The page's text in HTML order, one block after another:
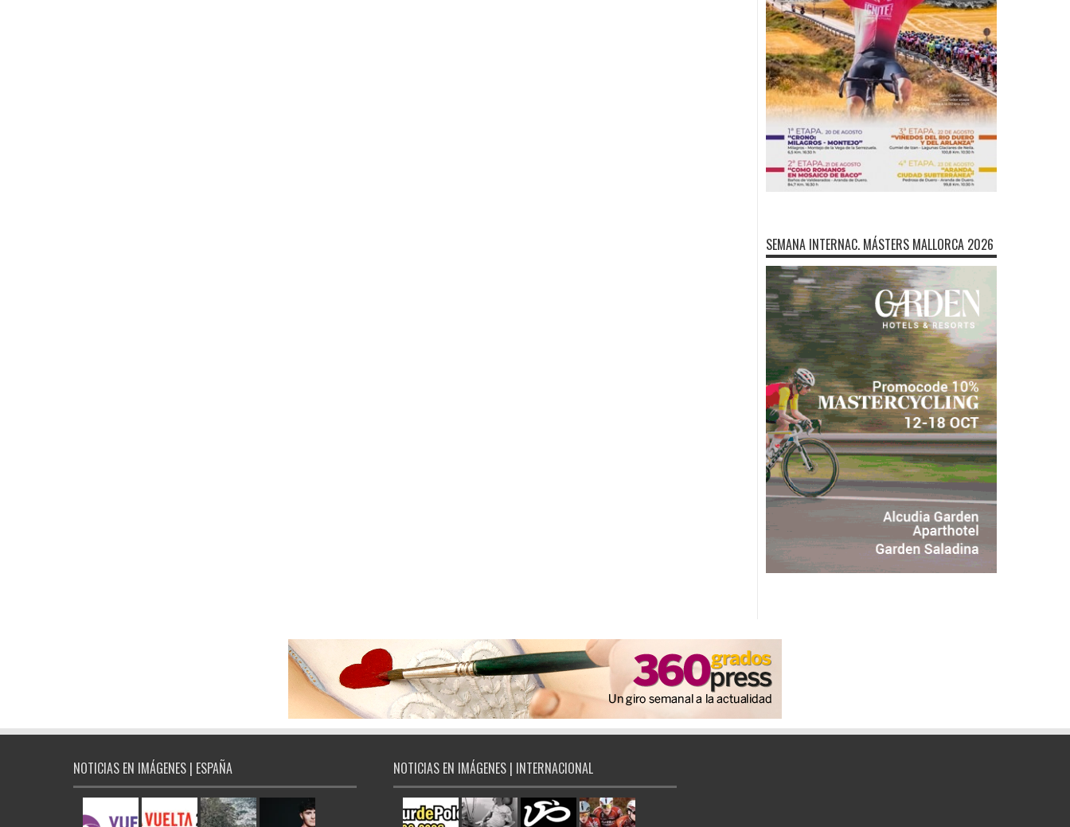
SEMANA INTERNAC. MÁSTERS MALLORCA 2026
NOTICIAS EN IMÁGENES | ESPAÑA NOTICIAS EN IMÁGENES | INTERNACIONAL